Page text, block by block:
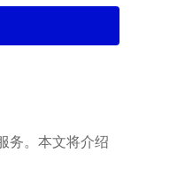
务。本文将介绍